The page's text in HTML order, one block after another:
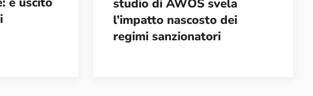
studio di AWOS svela
l’impatto nascosto dei
regimi sanzionatori